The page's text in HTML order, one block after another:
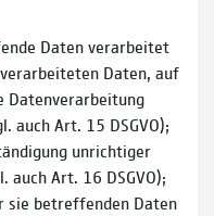
Daten verarbeitet
Daten, auf
Datenverarbeitung
auch Art. 15 DSGVO);
unrichtiger
auch Art. 16 DSGVO);
sie betreffenden Daten